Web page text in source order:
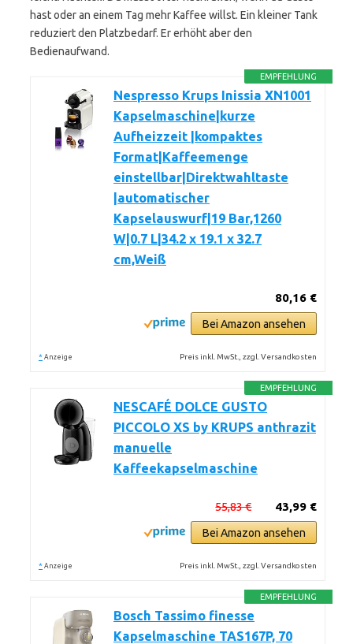
hast oder an einem Tag mehr Kaffee willst. Ein kleiner Tank
reduziert den Platzbedarf. Er erhöht aber den
Bedienaufwand.
EMPFEHLUNG
Nespresso Krups Inissia XN1001
Kapselmaschine|kurze
Aufheizzeit |kompaktes
Format|Kaffeemenge
einstellbar|Direktwahltaste
|automatischer
Kapselauswurf|19 Bar,1260
W|0.7 L|34.2 x 19.1 x 32.7
cm,Weiß
80,16 €
Bei Amazon ansehen
* Anzeige Preis inkl. MwSt., zzgl. Versandkosten
EMPFEHLUNG
NESCAFÉ DOLCE GUSTO
PICCOLO XS by KRUPS anthrazit
manuelle
Kaffeekapselmaschine
43,99 €
55,83 €
Bei Amazon ansehen
* Anzeige Preis inkl. MwSt., zzgl. Versandkosten
EMPFEHLUNG
Bosch Tassimo finesse
Kapselmaschine TAS167P, 70